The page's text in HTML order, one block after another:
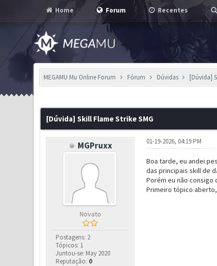
Home Forum Recentes
MEGAMU Mu Online Forum Fórum Dúvidas [Dúvida]
[Dúvida] Skill Flame Strike SMG
MGPruxx
Novato
Postagens: 2
Tópicos: 1
Juntou-se: May 2020
Reputação: 0
01-19-2026, 04:19 PM
Boa tarde, eu andei
das principais skill de
Porém eu não consigo
Primeiro tópico